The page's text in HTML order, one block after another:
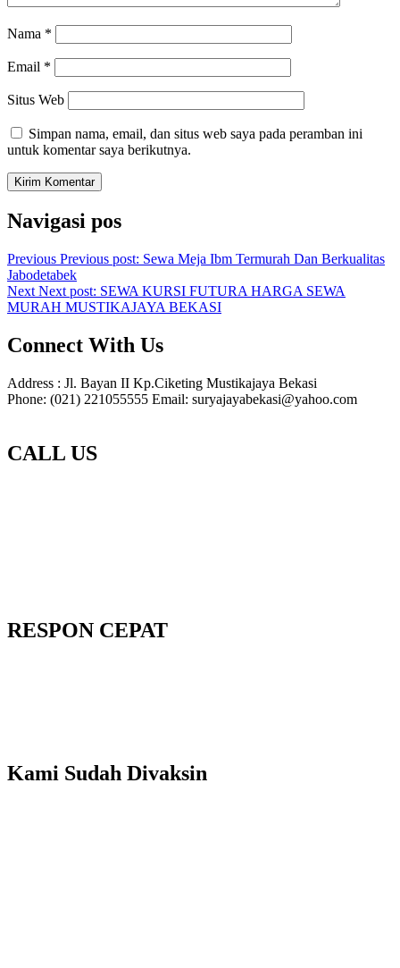
Nama *
Email *
Situs Web
Simpan nama, email, dan situs web saya pada peramban ini
untuk komentar saya berikutnya.
Navigasi pos
Previous Previous post: Sewa Meja Ibm Termurah Dan Berkualitas
Jabodetabek
Next Next post: SEWA KURSI FUTURA HARGA SEWA
MURAH MUSTIKAJAYA BEKASI
Connect With Us
Address : Jl. Bayan II Kp.Ciketing Mustikajaya Bekasi
Phone: (021) 221055555 Email: suryajayabekasi@yahoo.com
CALL US
RESPON CEPAT
Kami Sudah Divaksin